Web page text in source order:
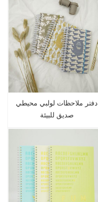
دفتر ملاحظات لولبي محيطي
صديق للبيئة